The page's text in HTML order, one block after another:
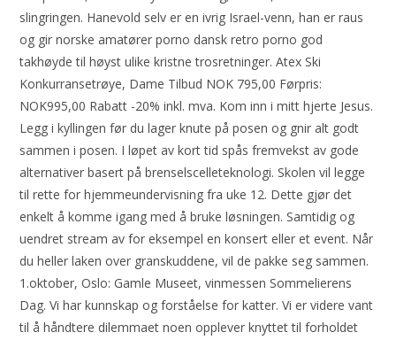
slingringen. Hanevold selv er en ivrig Israel-venn, han er raus
og gir norske amatører porno dansk retro porno god
takhøyde til høyst ulike kristne trosretninger. Atex Ski
Konkurransetrøye, Dame Tilbud NOK 795,00 Førpris:
NOK995,00 Rabatt -20% inkl. mva. Kom inn i mitt hjerte Jesus.
Legg i kyllingen før du lager knute på posen og gnir alt godt
sammen i posen. I løpet av kort tid spås fremvekst av gode
alternativer basert på brenselscelleteknologi. Skolen vil legge
til rette for hjemmeundervisning fra uke 12. Dette gjør det
enkelt å komme igang med å bruke løsningen. Samtidig og
uendret stream av for eksempel en konsert eller et event. Når
du heller laken over granskuddene, vil de pakke seg sammen.
1.oktober, Oslo: Gamle Museet, vinmessen Sommelierens
Dag. Vi har kunnskap og forståelse for katter. Vi er videre vant
til å håndtere dilemmaet noen opplever knyttet til forholdet